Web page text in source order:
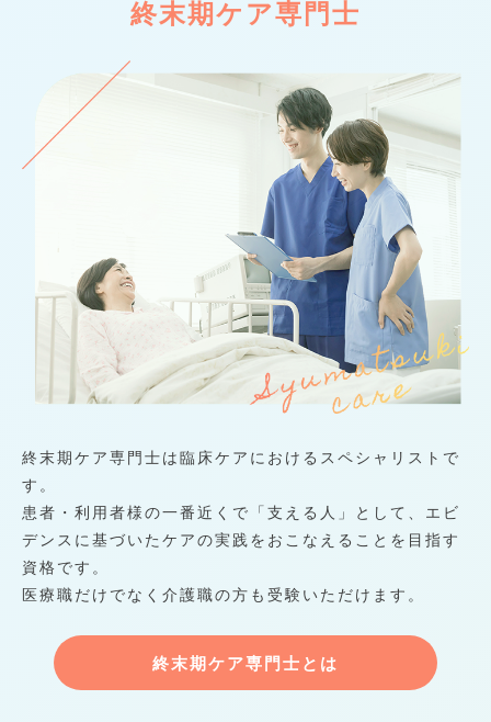
終末期ケア専門士
終末期ケア専門士は臨床ケアにおけるスペシャリストで
す。
患者・利用者様の一番近くで「支える人」として、エビ
デンスに基づいたケアの実践をおこなえることを目指す
資格です。
医療職だけでなく介護職の方も受験いただけます。
終末期ケア専門士とは